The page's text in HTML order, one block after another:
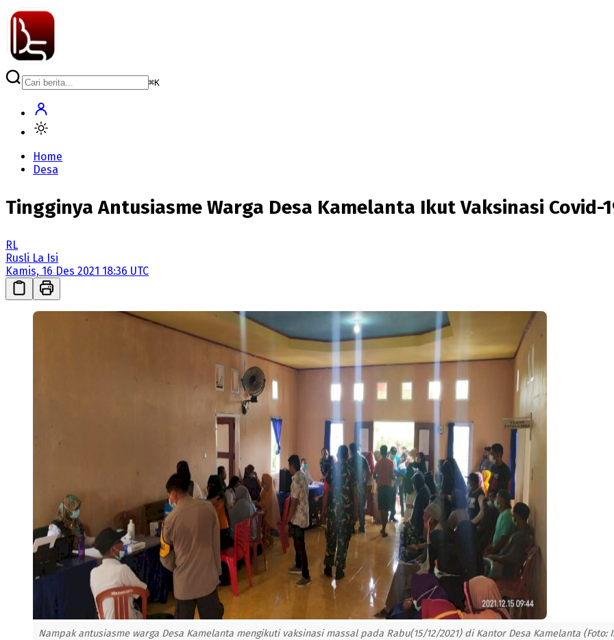
⌘K
Home
Desa
Tingginya Antusiasme Warga Desa Kamelanta Ikut Vaksinasi Covid-
RL
Rusli La Isi
Kamis, 16 Des 2021 18:36 UTC
Nampak antusiasme warga Desa Kamelanta mengikuti vaksinasi massal pada Rabu(15/12/2021) di Kantor Desa Kamelanta (Foto: